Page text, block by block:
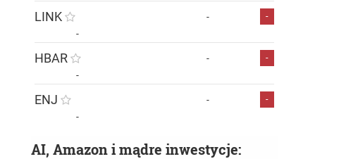
LINK - -
-
HBAR - -
-
ENJ - -
-
AI, Amazon i mądre inwestycje: